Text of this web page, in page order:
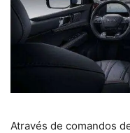
Através de comandos